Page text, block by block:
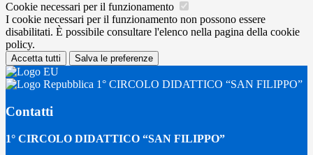
Cookie necessari per il funzionamento
I cookie necessari per il funzionamento non possono essere
disabilitati. È possibile consultare l'elenco nella pagina della cookie
policy.
Accetta tutti Salva le preferenze
1° CIRCOLO DIDATTICO “SAN FILIPPO”
Contatti
1° CIRCOLO DIDATTICO “SAN FILIPPO”